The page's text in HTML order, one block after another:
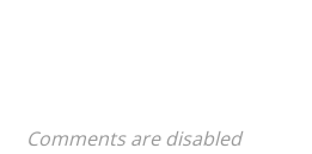
Comments are disabled